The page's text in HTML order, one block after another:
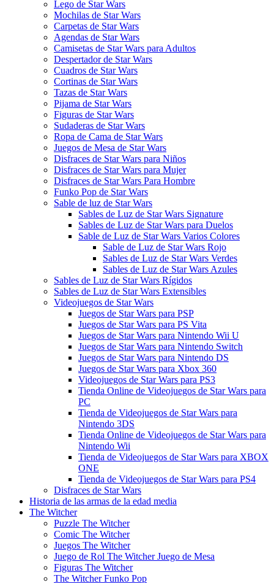
Lego de Star Wars
Mochilas de Star Wars
Carpetas de Star Wars
Agendas de Star Wars
Camisetas de Star Wars para Adultos
Despertador de Star Wars
Cuadros de Star Wars
Cortinas de Star Wars
Tazas de Star Wars
Pijama de Star Wars
Figuras de Star Wars
Sudaderas de Star Wars
Ropa de Cama de Star Wars
Juegos de Mesa de Star Wars
Disfraces de Star Wars para Niños
Disfraces de Star Wars para Mujer
Disfraces de Star Wars Para Hombre
Funko Pop de Star Wars
Sable de luz de Star Wars
Sables de Luz de Star Wars Signature
Sables de Luz de Star Wars para Duelos
Sable de Luz de Star Wars Varios Colores
Sable de Luz de Star Wars Rojo
Sables de Luz de Star Wars Verdes
Sables de Luz de Star Wars Azules
Sables de Luz de Star Wars Rígidos
Sables de Luz de Star Wars Extensibles
Videojuegos de Star Wars
Juegos de Star Wars para PSP
Juegos de Star Wars para PS Vita
Juegos de Star Wars para Nintendo Wii U
Juegos de Star Wars para Nintendo Switch
Juegos de Star Wars para Nintendo DS
Juegos de Star Wars para Xbox 360
Videojuegos de Star Wars para PS3
Tienda Online de Videojuegos de Star Wars para
PC
Tienda de Videojuegos de Star Wars para
Nintendo 3DS
Tienda Online de Videojuegos de Star Wars para
Nintendo Wii
Tienda de Videojuegos de Star Wars para XBOX
ONE
Tienda de Videojuegos de Star Wars para PS4
Disfraces de Star Wars
Historia de las armas de la edad media
The Witcher
Puzzle The Witcher
Comic The Witcher
Juegos The Witcher
Juego de Rol The Witcher Juego de Mesa
Figuras The Witcher
The Witcher Funko Pop